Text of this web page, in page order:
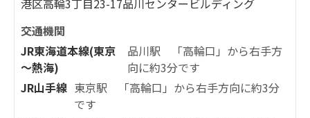
港区高輪3丁目23-17品川センタービルディング
交通機関
JR東海道本線(東京
～熱海)
品川駅 「高輪口」から右手方
向に約3分です
JR山手線 東京駅 「高輪口」から右手方向に約3分
です